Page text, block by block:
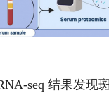
seq 结果发现